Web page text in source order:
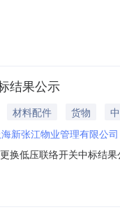
标人。三、监督部门本
结果公示
材料配件 货物
海新张江物业管理有限公司
换低压联络开关中标结
本招标项目的监督部门